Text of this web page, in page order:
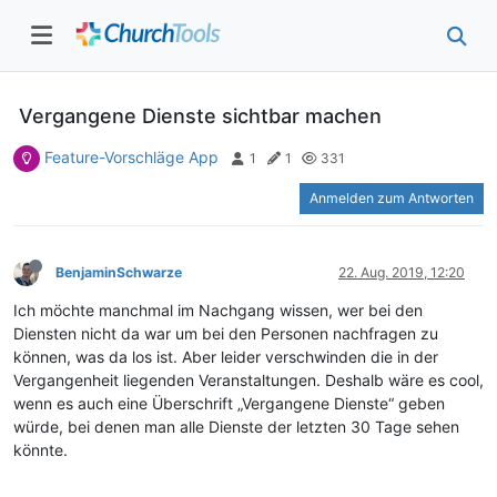
Vergangene Dienste sichtbar machen
Feature-Vorschläge App 1 1 331
Anmelden zum Antworten
BenjaminSchwarze 22. Aug. 2019, 12:20
Ich möchte manchmal im Nachgang wissen, wer bei den
Diensten nicht da war um bei den Personen nachfragen zu
können, was da los ist. Aber leider verschwinden die in der
Vergangenheit liegenden Veranstaltungen. Deshalb wäre es cool,
wenn es auch eine Überschrift „Vergangene Dienste“ geben
würde, bei denen man alle Dienste der letzten 30 Tage sehen
könnte.